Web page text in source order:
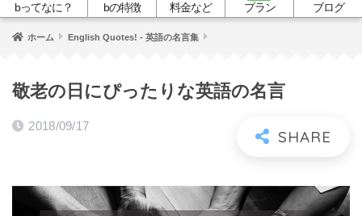
bってなに？ bの特徴 料金など プラン ブログ
ホーム English Quotes! - 英語の名言集
敬老の日にぴったりな英語の名言
2018/09/17